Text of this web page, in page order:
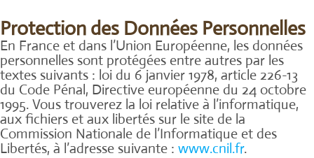
Protection des Données Personnelles
En France et dans l’Union Européenne, les données
personnelles sont protégées entre autres par les
textes suivants : loi du 6 janvier 1978, article 226-13
du Code Pénal, Directive européenne du 24 octobre
1995. Vous trouverez la loi relative à l’informatique,
aux fichiers et aux libertés sur le site de la
Commission Nationale de l’Informatique et des
Libertés, à l’adresse suivante : www.cnil.fr.